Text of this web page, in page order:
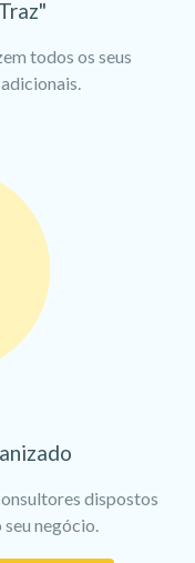
todos os seus
dispostos
negócio.